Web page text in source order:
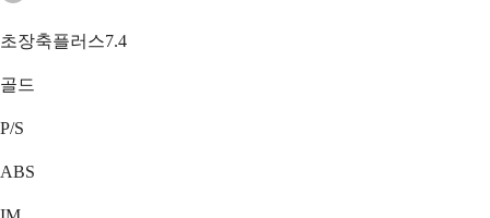
초장축플러스7.4
골드
P/S
ABS